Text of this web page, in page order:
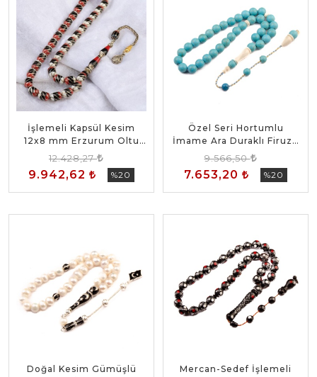
İşlemeli Kapsül Kesim
12x8 mm Erzurum Oltu
Taşı Gümüş Püsküllü
Tesbih
12.428,27
9.942,62 %20
Özel Seri Hortumlu
İmame Ara Duraklı Firuze
Taşı Küre Kesim 10x10
mm Sistem Püsküllü
Tesbih
9.566,50
7.653,20 %20
Doğal Kesim Gümüşlü
Mercan-Sedef İşlemeli